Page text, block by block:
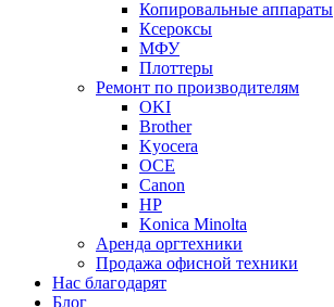
Копировальные аппараты
Ксероксы
МФУ
Плоттеры
Ремонт по производителям
OKI
Brother
Kyocera
OCE
Canon
HP
Konica Minolta
Аренда оргтехники
Продажа офисной техники
Нас благодарят
Блог